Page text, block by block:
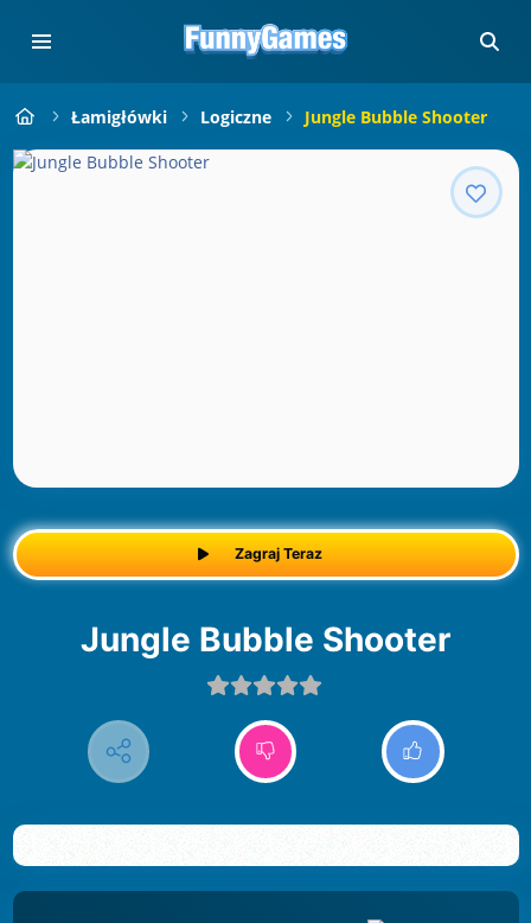
Łamigłówki Logiczne Jungle Bubble Shooter
Zagraj Teraz
Jungle Bubble Shooter